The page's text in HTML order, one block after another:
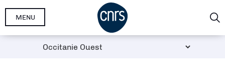
Aller
MENU